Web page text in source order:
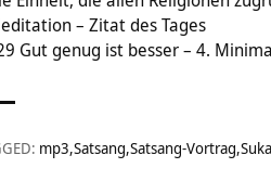
– Zitat des Tages
Gut genug ist besser – 4.
mp3 Satsang Satsang-Vortrag